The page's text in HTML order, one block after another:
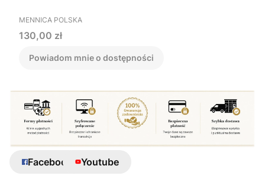
PRODUCENT
MENNICA POLSKA
Cena
130,00 zł
Powiadom mnie o dostępności
Facebook Youtube